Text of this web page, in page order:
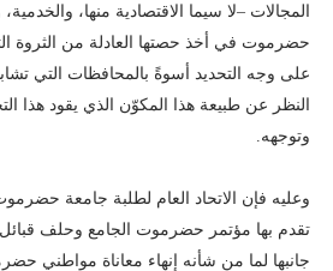
–لا سيما الاقتصادية منها، والخدمية،
في أخذ حصتها العادلة من الثروة
وجه التحديد أسوةً بالمحافظات التي
عن طبيعة هذا المكوّن الذي يقود هذا التحرك
فإن الاتحاد العام لطلبة جامعة حضرموت
بها مؤتمر حضرموت الجامع وحلف قبائل
لما من شأنه إنهاء معاناة مواطني